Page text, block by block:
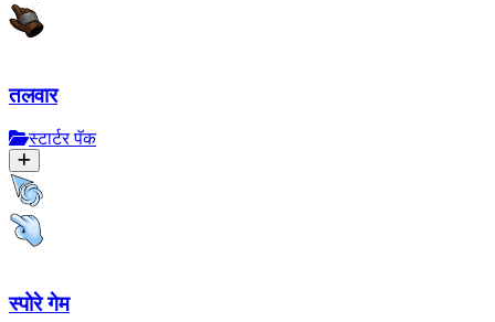
तलवार
स्टार्टर पॅक
स्पोरे गेम